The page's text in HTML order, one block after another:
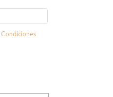
Condiciones